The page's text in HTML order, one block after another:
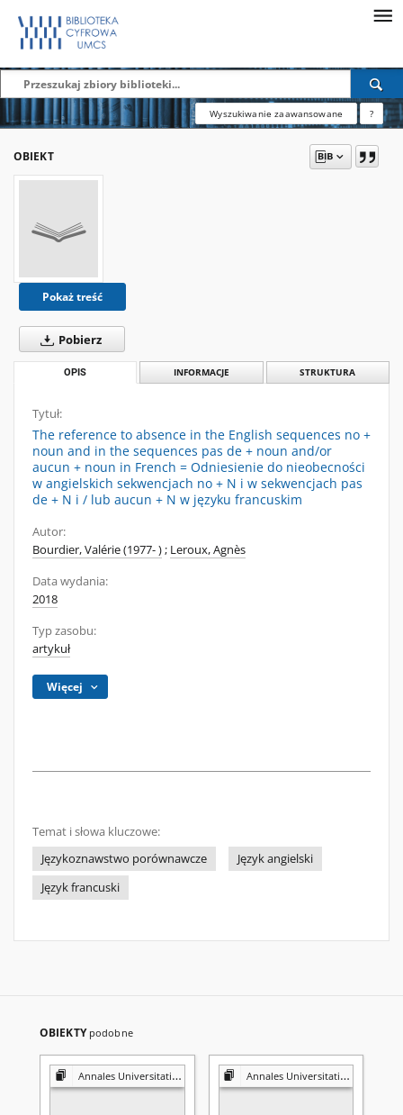
Wyszukiwanie zaawansowane ?
OBIEKT
Pokaż treść
Pobierz
OPIS INFORMACJE STRUKTURA
Tytuł:
The reference to absence in the English sequences no +
noun and in the sequences pas de + noun and/or
aucun + noun in French = Odniesienie do nieobecności
w angielskich sekwencjach no + N i w sekwencjach pas
de + N i / lub aucun + N w języku francuskim
Autor:
Bourdier, Valérie (1977- ); Leroux, Agnès
Data wydania:
2018
Typ zasobu:
artykuł
Więcej
Temat i słowa kluczowe:
Językoznawstwo porównawcze
Język angielski
Język francuski
OBIEKTY podobne
Annales Universitatis Mariae Curie-Skłodowska. Sectio FF, Philologiae Annales Universitatis Mariae Curie-Skłodowska. Sectio FF, Philologiae